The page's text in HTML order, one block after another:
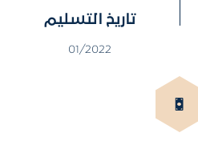
تاريخ التسليم
01/2022